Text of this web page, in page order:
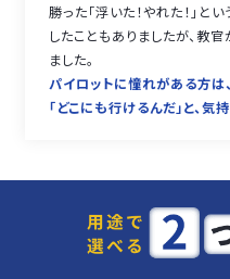
勝った「浮いた！やれた！」と
したこともありましたが、教
ました。
パイロットに憧れがある方は
「どこにも行けるんだ」と、気